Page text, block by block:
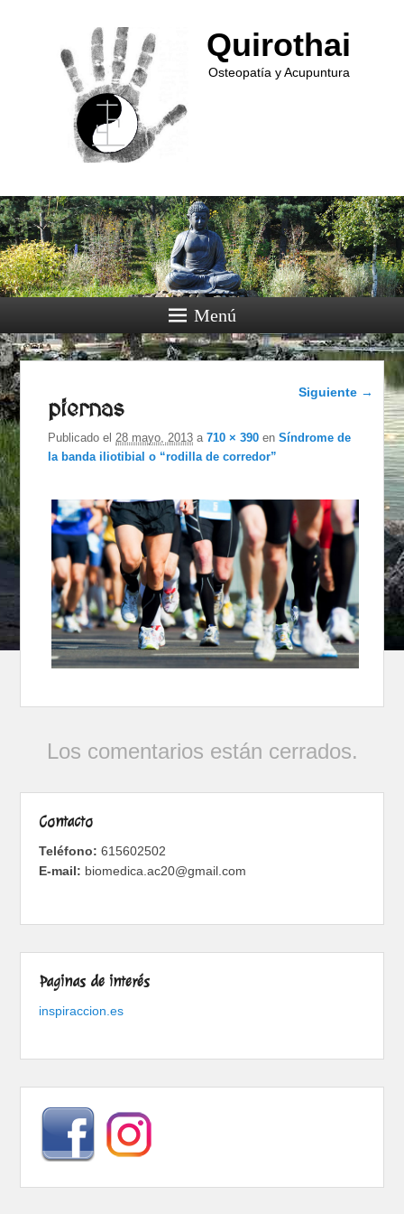
Quirothai
Osteopatía y Acupuntura
Menú
Navegador de
Siguiente →
piernas
Publicado el 28 mayo, 2013 a710 × 390 enSíndrome de
la banda iliotibial o “rodilla de corredor”
Los comentarios están cerrados.
Contacto
Teléfono: 615602502
E-mail: biomedica.ac20@gmail.com
Paginas de interés
inspiraccion.es